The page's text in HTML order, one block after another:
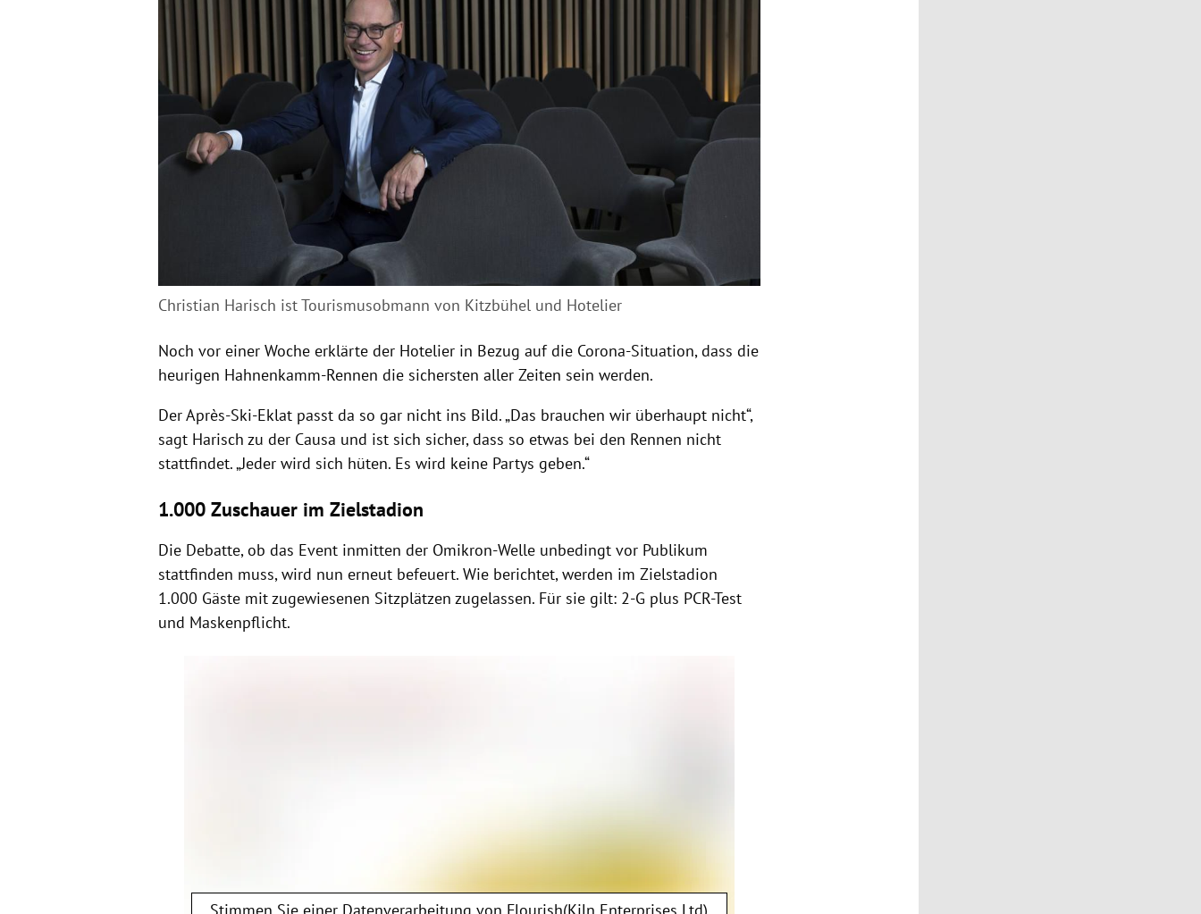
Christian Harisch ist Tourismusobmann von Kitzbühel und Hotelier
Noch vor einer Woche erklärte der Hotelier in Bezug auf die Corona-Situation, dass die
heurigen Hahnenkamm-Rennen die sichersten aller Zeiten sein werden.
Der Après-Ski-Eklat passt da so gar nicht ins Bild. „Das brauchen wir überhaupt nicht“,
sagt Harisch zu der Causa und ist sich sicher, dass so etwas bei den Rennen nicht
stattfindet. „Jeder wird sich hüten. Es wird keine Partys geben.“
1.000 Zuschauer im Zielstadion
Die Debatte, ob das Event inmitten der Omikron-Welle unbedingt vor Publikum
stattfinden muss, wird nun erneut befeuert. Wie berichtet, werden im Zielstadion
1.000 Gäste mit zugewiesenen Sitzplätzen zugelassen. Für sie gilt: 2-G plus PCR-Test
und Maskenpflicht.